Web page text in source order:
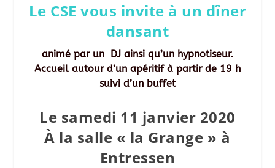
Le CSE vous invite à un dîner
dansant
animé par un DJ ainsi qu’un hypnotiseur.
Accueil autour d’un apéritif à partir de 19 h
suivi d’un buffet
Le samedi 11 janvier 2020
À la salle « la Grange » à
Entressen